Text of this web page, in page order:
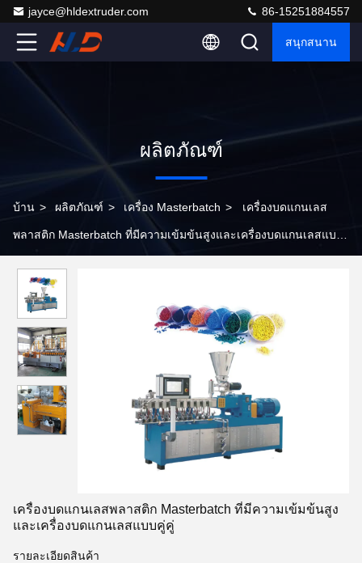
jayce@hldextruder.com 86-15251884557
สนุกสนาน
ผลิตภัณฑ์
บ้าน > ผลิตภัณฑ์ > เครื่อง Masterbatch > เครื่องบดแกนเลส
พลาสติก Masterbatch ที่มีความเข้มข้นสูงและเครื่องบดแกนเลสแบบ
เครื่องบดแกนเลสพลาสติก Masterbatch ที่มีความเข้มข้นสูง
และเครื่องบดแกนเลสแบบคู่คู่
รายละเอียดสินค้า